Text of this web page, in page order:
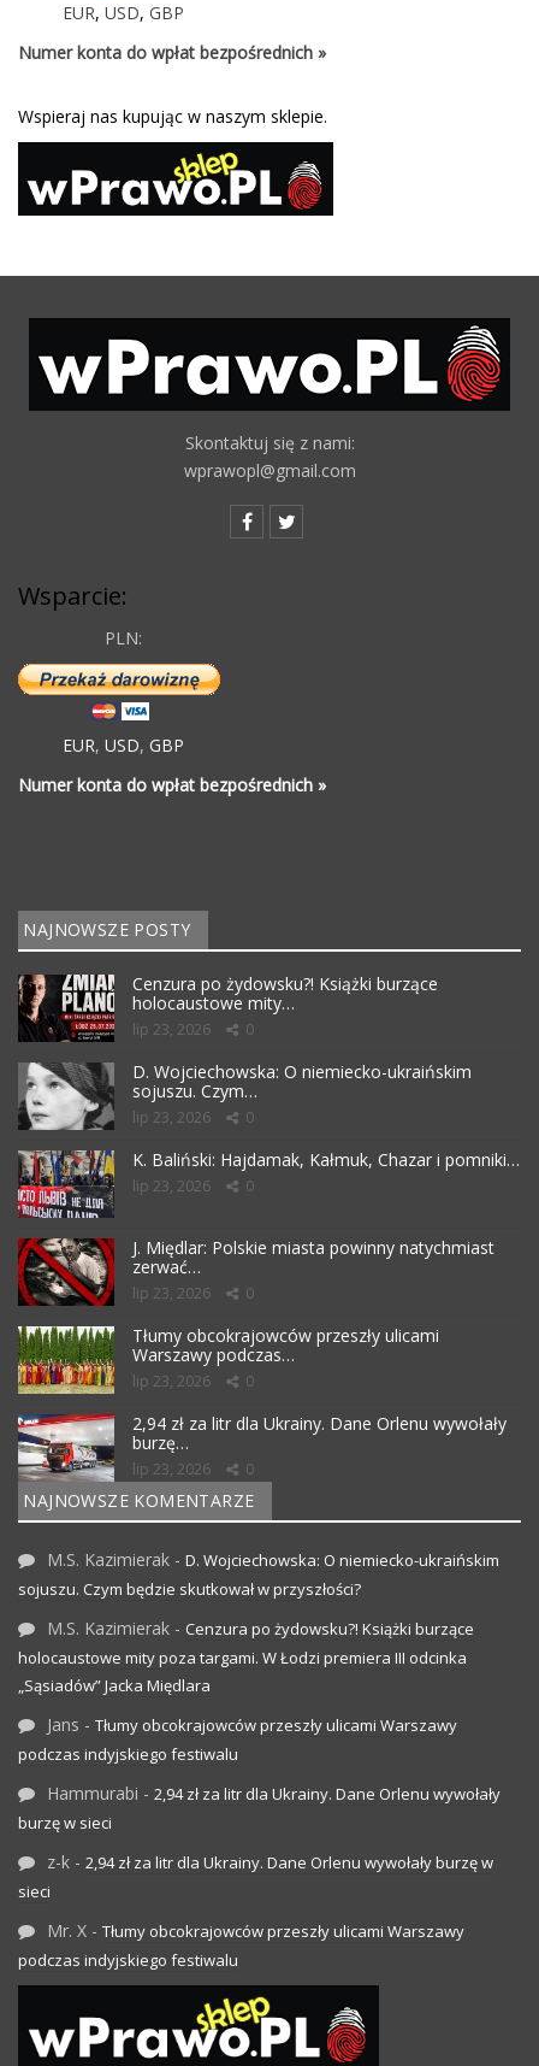
EUR, USD, GBP
Numer konta do wpłat bezpośrednich »
Wspieraj nas kupując w naszym sklepie.
Skontaktuj się z nami:
wprawopl@gmail.com
Wsparcie:
PLN:
EUR, USD, GBP
Numer konta do wpłat bezpośrednich »
NAJNOWSZE POSTY
Cenzura po żydowsku?! Książki burzące
holocaustowe mity…
lip 23, 2026 0
D. Wojciechowska: O niemiecko-ukraińskim
sojuszu. Czym…
lip 23, 2026 0
K. Baliński: Hajdamak, Kałmuk, Chazar i pomniki…
lip 23, 2026 0
J. Międlar: Polskie miasta powinny natychmiast
zerwać…
lip 23, 2026 0
Tłumy obcokrajowców przeszły ulicami
Warszawy podczas…
lip 23, 2026 0
2,94 zł za litr dla Ukrainy. Dane Orlenu wywołały
burzę…
lip 23, 2026 0
NAJNOWSZE KOMENTARZE
M.S. Kazimierak - D. Wojciechowska: O niemiecko-ukraińskim
sojuszu. Czym będzie skutkował w przyszłości?
M.S. Kazimierak - Cenzura po żydowsku?! Książki burzące
holocaustowe mity poza targami. W Łodzi premiera III odcinka
„Sąsiadów” Jacka Międlara
Jans - Tłumy obcokrajowców przeszły ulicami Warszawy
podczas indyjskiego festiwalu
Hammurabi - 2,94 zł za litr dla Ukrainy. Dane Orlenu wywołały
burzę w sieci
z-k - 2,94 zł za litr dla Ukrainy. Dane Orlenu wywołały burzę w
sieci
Mr. X - Tłumy obcokrajowców przeszły ulicami Warszawy
podczas indyjskiego festiwalu